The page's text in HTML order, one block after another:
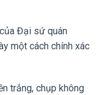
Đại sứ quán
một cách chính xác
trắng, chụp không